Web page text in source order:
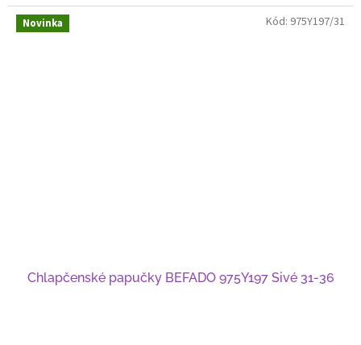
Novinka
Chlapčenské papučky BEFADO 975Y197 Sivé 31-36
Kód: 975Y197/31